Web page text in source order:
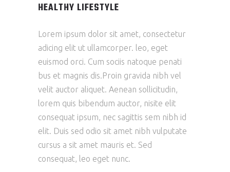
HEALTHY LIFESTYLE
Lorem ipsum dolor sit amet, consectetur
adicing elit ut ullamcorper. leo, eget
euismod orci. Cum sociis natoque penati
bus et magnis dis.Proin gravida nibh vel
velit auctor aliquet. Aenean sollicitudin,
lorem quis bibendum auctor, nisite elit
consequat ipsum, nec sagittis sem nibh id
elit. Duis sed odio sit amet nibh vulputate
cursus a sit amet mauris et. Sed
consequat, leo eget nunc.